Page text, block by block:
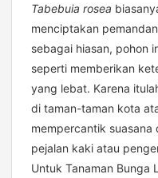
Tabebuia rosea
menciptakan
sebagai hiasan, pohon
seperti memberikan
yang lebat. Karena
di taman-taman kota
mempercantik suasana
pejalan kaki atau
Untuk Tanaman Bunga